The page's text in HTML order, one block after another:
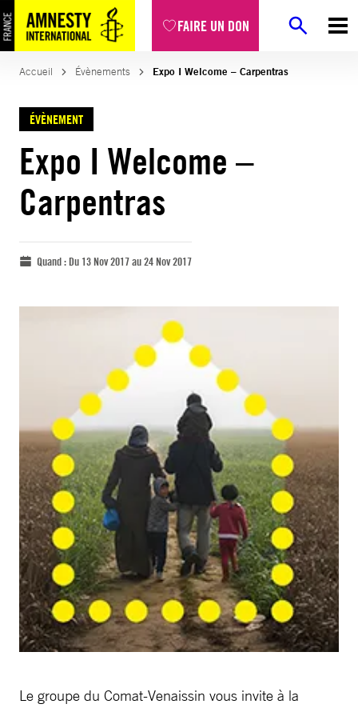
FAIRE UN DON
Accueil Évènements Expo I Welcome – Carpentras
ÉVÈNEMENT
Expo I Welcome –
Carpentras
Quand :Du 13 Nov 2017 au 24 Nov 2017
Le groupe du Comat-Venaissin vous invite à la